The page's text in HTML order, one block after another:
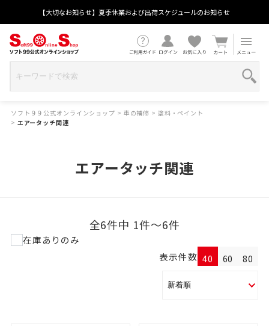
【大切なお知らせ】夏季休業および出荷スケジュールのお知らせ
ソフト９９公式オンラインショップ > 車の補修 > 塗料・ペイント
> エアータッチ関連
エアータッチ関連
全6件中 1件～6件
在庫ありのみ
表示件数 40 60 80